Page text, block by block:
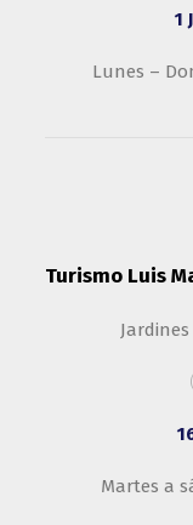
1
Lunes –
Turismo Luis
Martes a